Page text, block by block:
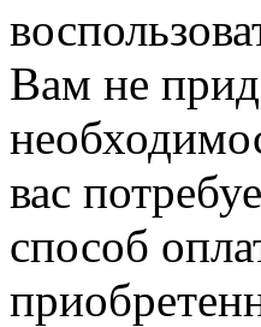
Вам не
вас
способ